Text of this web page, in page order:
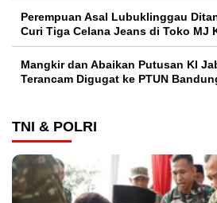
Perempuan Asal Lubuklinggau
Curi Tiga Celana Jeans di Toko MJ
Mangkir dan Abaikan Putusan KI
Terancam Digugat ke PTUN
TNI & POLRI